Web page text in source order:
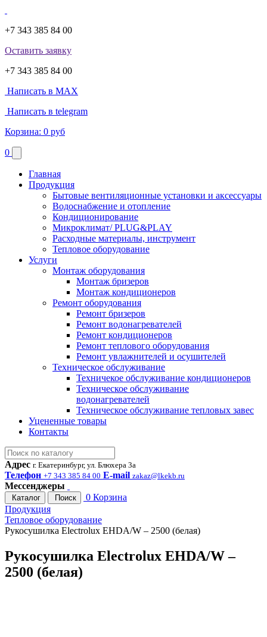
+7 343 385 84 00
Оставить заявку
+7 343 385 84 00
Написать в MAX
Написать в telegram
Корзина: 0 руб
0
Главная
Продукция
Бытовые вентиляционные установки и аксессуары
Водоснабжение и отопление
Кондиционирование
Микроклимат/ PLUG&PLAY
Расходные материалы, инструмент
Тепловое оборудование
Услуги
Монтаж оборудования
Монтаж бризеров
Монтаж кондиционеров
Ремонт оборудования
Ремонт бризеров
Ремонт водонагревателей
Ремонт кондиционеров
Ремонт теплового оборудования
Ремонт увлажнителей и осушителей
Техническое обслуживание
Техничекое обслуживание кондиционеров
Техническое обслуживание
водонагревателей
Техническое обслуживание тепловых завес
Уцененные товары
Контакты
Адрес г. Екатеринбург, ул. Блюхера 3а
Телефон +7 343 385 84 00 E-mail zakaz@lkekb.ru
Мессенджеры
Каталог Поиск 0 Корзина
Продукция
Тепловое оборудование
Рукосушилка Electrolux EHDA/W – 2500 (белая)
Рукосушилка Electrolux EHDA/W –
2500 (белая)